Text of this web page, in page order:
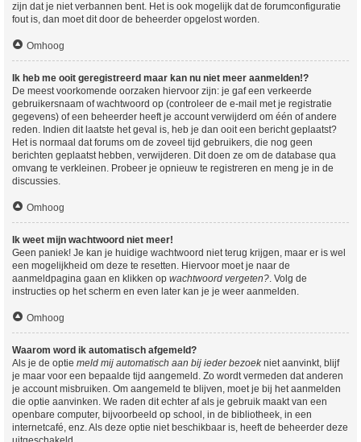
zijn dat je niet verbannen bent. Het is ook mogelijk dat de forumconfiguratie
fout is, dan moet dit door de beheerder opgelost worden.
Omhoog
Ik heb me ooit geregistreerd maar kan nu niet meer aanmelden!?
De meest voorkomende oorzaken hiervoor zijn: je gaf een verkeerde
gebruikersnaam of wachtwoord op (controleer de e-mail met je registratie
gegevens) of een beheerder heeft je account verwijderd om één of andere
reden. Indien dit laatste het geval is, heb je dan ooit een bericht geplaatst?
Het is normaal dat forums om de zoveel tijd gebruikers, die nog geen
berichten geplaatst hebben, verwijderen. Dit doen ze om de database qua
omvang te verkleinen. Probeer je opnieuw te registreren en meng je in de
discussies.
Omhoog
Ik weet mijn wachtwoord niet meer!
Geen paniek! Je kan je huidige wachtwoord niet terug krijgen, maar er is wel
een mogelijkheid om deze te resetten. Hiervoor moet je naar de
aanmeldpagina gaan en klikken op wachtwoord vergeten?. Volg de
instructies op het scherm en even later kan je je weer aanmelden.
Omhoog
Waarom word ik automatisch afgemeld?
Als je de optie meld mij automatisch aan bij ieder bezoekniet aanvinkt, blijf
je maar voor een bepaalde tijd aangemeld. Zo wordt vermeden dat anderen
je account misbruiken. Om aangemeld te blijven, moet je bij het aanmelden
die optie aanvinken. We raden dit echter af als je gebruik maakt van een
openbare computer, bijvoorbeeld op school, in de bibliotheek, in een
internetcafé, enz. Als deze optie niet beschikbaar is, heeft de beheerder deze